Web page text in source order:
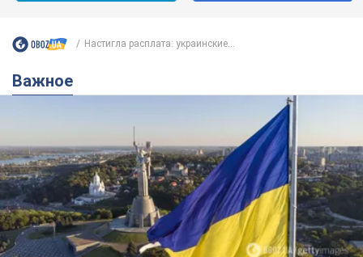
Настигла расплата: украинские...
Важное